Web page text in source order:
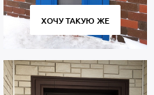
ХОЧУ ТАКУЮ ЖЕ